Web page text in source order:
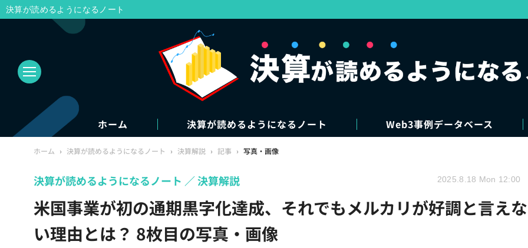
ホーム 決算が読めるようになるノート Web3事例データベース
ホーム › 決算が読めるようになるノート › 決算解説 › 記事 › 写真・画像
米国事業が初の通期黒字化達成、それでもメルカリが好調と言えな
い理由とは？ 8枚目の写真・画像
決算が読めるようになるノート 決算解説 2025.8.18 Mon 12:00
決算が読めるようになるノート